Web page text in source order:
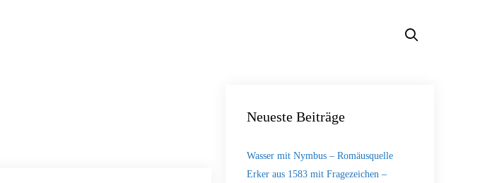
Neueste Beiträge
Wasser mit Nymbus – Romäusquelle
Erker aus 1583 mit Fragezeichen –